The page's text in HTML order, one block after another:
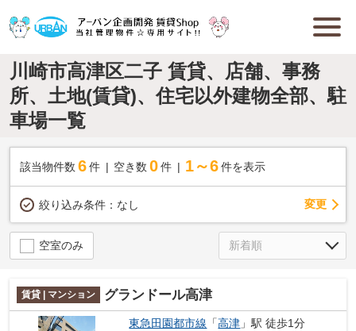
川崎市高津区二子 賃貸、店舗、事務
所、土地(賃貸)、住宅以外建物全部、駐
車場一覧
該当物件数 6件 空き数 0 件 1～6 件を表示
絞り込み条件： なし 変更
空室のみ
賃貸 | マンション グランドール高津
東急田園都市線 「高津 」駅 徒歩1分